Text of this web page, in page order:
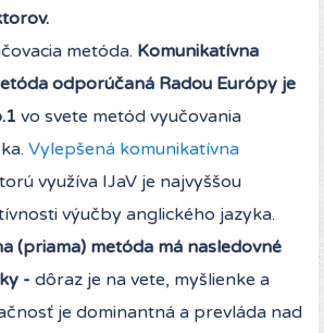
metóda. Komunikatívna
odporúčaná Radou Európy je
vo svete metód vyučovania
Vylepšená komunikatívna
využíva IJaV je najvyššou
výučby anglického jazyka.
(priama) metóda má nasledovné
- dôraz je na vete, myšlienke a
je dominantná a prevláda nad